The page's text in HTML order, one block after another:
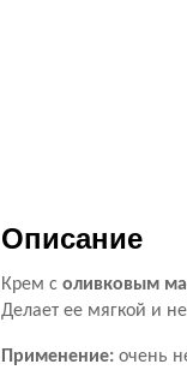
Описание
Крем соливковым
Делает ее мягкой и
Применение: очень